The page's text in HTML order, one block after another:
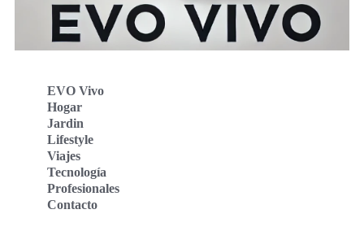
EVO Vivo
Hogar
Jardin
Lifestyle
Viajes
Tecnología
Profesionales
Contacto